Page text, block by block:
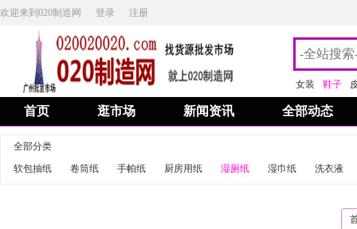
欢迎来到020制造网 登录 注册
女装 鞋子
首页 逛市场 新闻资讯 全部动态
全部分类
软包抽纸
卷筒纸 手帕纸 厨房用纸 湿厕纸 湿巾纸 洗衣液